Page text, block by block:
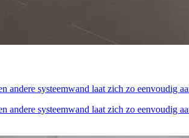
systeemwand laat zich zo eenvoudig
systeemwand laat zich zo eenvoudig